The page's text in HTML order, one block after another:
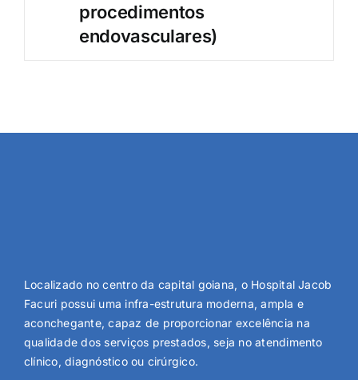
procedimentos
endovasculares)
Localizado no centro da capital goiana, o Hospital Jacob
Facuri possui uma infra-estrutura moderna, ampla e
aconchegante, capaz de proporcionar excelência na
qualidade dos serviços prestados, seja no atendimento
clínico, diagnóstico ou cirúrgico.